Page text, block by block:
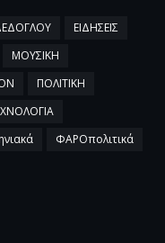
ΕΙΔΗΣΕΙΣ
ΜΟΥΣΙΚΗ
ΠΟΛΙΤΙΚΗ
ΦΑΡΟπολιτικά